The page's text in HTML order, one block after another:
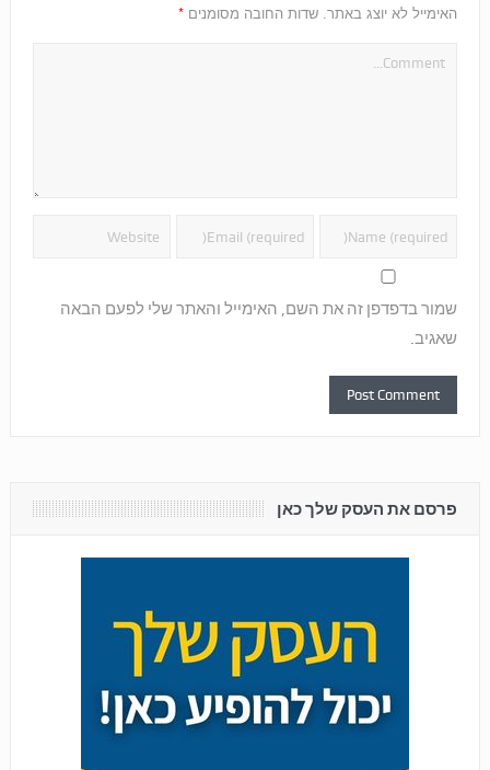
האימייל לא יוצג באתר. שדות החובה מסומנים *
שמור בדפדפן זה את השם, האימייל והאתר שלי לפעם הבאה
שאגיב.
פרסם את העסק שלך כאן